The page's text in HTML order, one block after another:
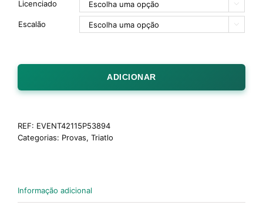
Licenciado 
Escalão 
ADICIONAR
REF: EVENT42115P53894
Categorias: Provas, Triatlo
Informação adicional